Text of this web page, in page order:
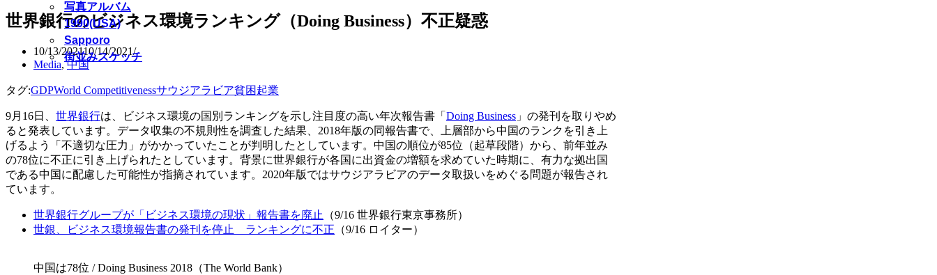
写真アルバム
1990(USA)
Sapporo
街並みスケッチ
世界銀行のビジネス環境ランキング（Doing Business）不正疑惑
10/13/202110/14/2021
Media,中国
タグ:GDPWorld Competitivenessサウジアラビア貧困 起業
9月16日、 世界銀行は、ビジネス環境の国別ランキングを示し注目度の高い年次報告書「 Doing Business 」の発刊を取りやめ
ると発表しています。データ収集の不規則性を調査した結果、2018年版の同報告書で、上層部から中国のランクを引き上
げるよう「不適切な圧力」がかかっていたことが判明したとしています。中国の順位が85位（起草段階）から、前年並み
の78位に不正に引き上げられたとしています。背景に世界銀行が各国に出資金の増額を求めていた時期に、有力な拠出国
である中国に配慮した可能性が指摘されています。2020年版ではサウジアラビアのデータ取扱いをめぐる問題が報告され
ています。
世界銀行グループが「ビジネス環境の現状」報告書を廃止 （9/16 世界銀行東京事務所）
世銀、ビジネス環境報告書の発刊を停止 ランキングに不正 （9/16 ロイター）
中国は78位 / Doing Business 2018（The World Bank）